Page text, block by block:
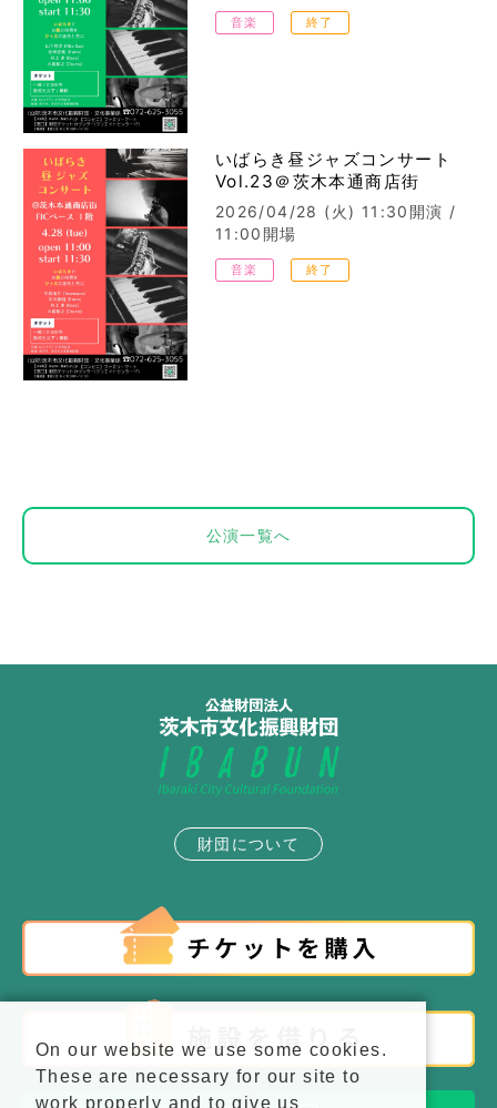
音楽 終了
いばらき昼ジャズコンサート
Vol.23＠茨木本通商店街
2026/04/28 (火) 11:30開演 /
11:00開場
音楽 終了
公演一覧へ
財団について
On our website we use some cookies.
These are necessary for our site to
work properly and to give us